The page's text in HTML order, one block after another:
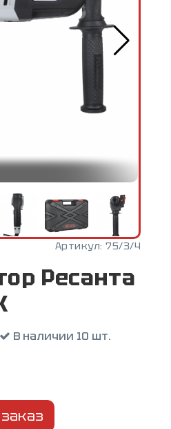
Артикул: 75/3/4
Ресанта
В наличии 10 шт.